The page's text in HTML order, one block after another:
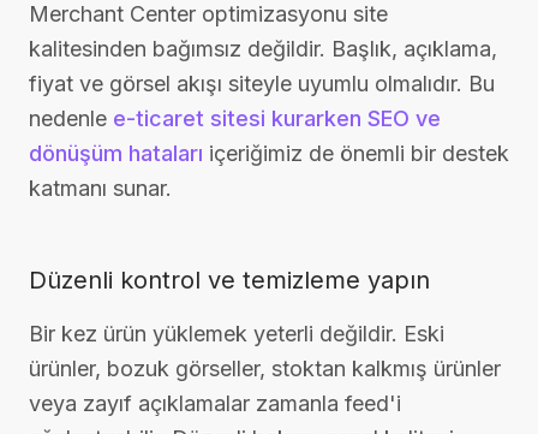
Merchant Center optimizasyonu site
kalitesinden bağımsız değildir. Başlık, açıklama,
fiyat ve görsel akışı siteyle uyumlu olmalıdır. Bu
nedenle e-ticaret sitesi kurarken SEO ve
dönüşüm hataları içeriğimiz de önemli bir destek
katmanı sunar.
Düzenli kontrol ve temizleme yapın
Bir kez ürün yüklemek yeterli değildir. Eski
ürünler, bozuk görseller, stoktan kalkmış ürünler
veya zayıf açıklamalar zamanla feed'i